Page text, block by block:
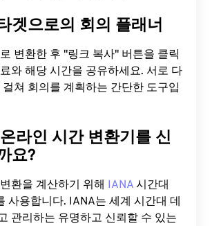
겟으로의 회의 플래너
변환한 후 "링크 복사" 버튼을 클릭
와 해당 시간을 공유하세요. 서로 다
쳐 회의를 계획하는 간단한 도구입
라인 시간 변환기를 신
요?
환을 계산하기 위해 IANA 시간대
사용합니다. IANA는 세계 시간대 데
관리하는 유명하고 신뢰할 수 있는